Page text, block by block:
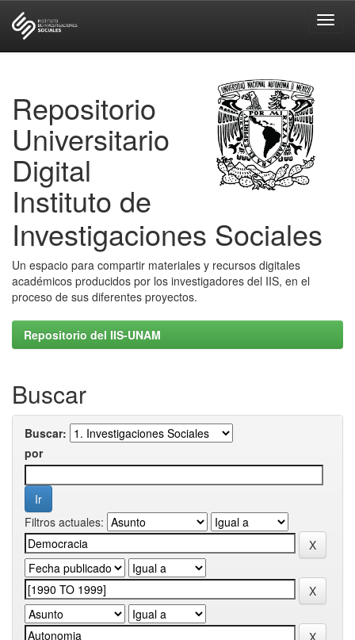
Repositorio
Universitario
Digital
Instituto de
Investigaciones Sociales
Un espacio para compartir materiales y recursos digitales
académicos producidos por los investigadores del IIS, en el
proceso de sus diferentes proyectos.
Repositorio del IIS-UNAM
Buscar
Buscar:
por
Filtros actuales: